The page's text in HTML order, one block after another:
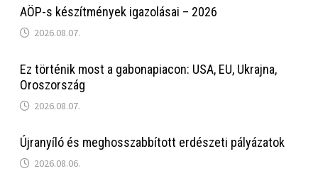
AÖP-s készítmények igazolásai – 2026
2026.08.07.
Ez történik most a gabonapiacon: USA, EU, Ukrajna,
Oroszország
2026.08.07.
Újranyíló és meghosszabbított erdészeti pályázatok
2026.08.06.